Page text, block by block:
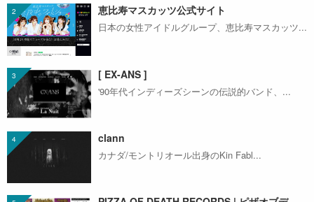
恵比寿マスカッツ公式サイト
日本の女性アイドルグループ、恵比寿マスカッツ...
[ EX-ANS ]
'90年代インディーズシーンの伝説的バンド、...
clann
カナダ/モントリオール出身のKin Fabl...